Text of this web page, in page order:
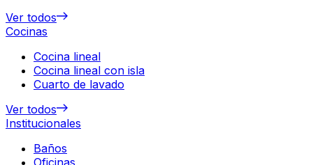
Ver todos
Cocinas
Cocina lineal
Cocina lineal con isla
Cuarto de lavado
Ver todos
Institucionales
Baños
Oficinas